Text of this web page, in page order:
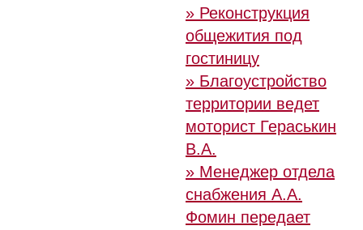
» Реконструкция
общежития под
гостиницу
» Благоустройство
территории ведет
моторист Гераськин
В.А.
» Менеджер отдела
снабжения А.А.
Фомин передает